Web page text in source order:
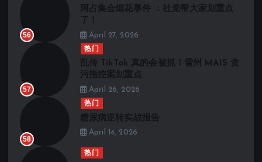
56
阿占集会烟花事件 ：社党帮大家划重点
了！
April 27, 2026
57
热门
乱传 TikTok 真的会被抓！雪州 MAIS 贪
污指控案划重点
April 26, 2026
58
热门
糖尿病逆转实战报告
April 14, 2026
热门